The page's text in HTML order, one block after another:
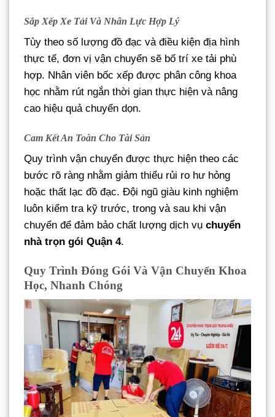
Sắp Xếp Xe Tải Và Nhân Lực Hợp Lý
Tùy theo số lượng đồ đạc và điều kiện địa hình
thực tế, đơn vị vận chuyển sẽ bố trí xe tải phù
hợp. Nhân viên bốc xếp được phân công khoa
học nhằm rút ngắn thời gian thực hiện và nâng
cao hiệu quả chuyển dọn.
Cam Kết An Toàn Cho Tài Sản
Quy trình vận chuyển được thực hiện theo các
bước rõ ràng nhằm giảm thiểu rủi ro hư hỏng
hoặc thất lạc đồ đạc. Đội ngũ giàu kinh nghiệm
luôn kiểm tra kỹ trước, trong và sau khi vận
chuyển để đảm bảo chất lượng dịch vụ chuyển
nhà trọn gói Quận 4.
Quy Trình Đóng Gói Và Vận Chuyển Khoa
Học, Nhanh Chóng